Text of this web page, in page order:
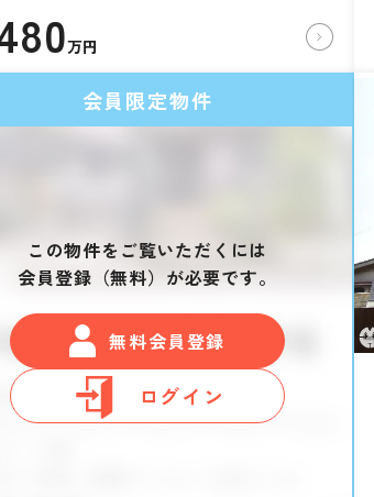
万円
会員限定物件
この物件をご覧いただくには
会員登録（無料）が必要です。
無料会員登録
ログイン